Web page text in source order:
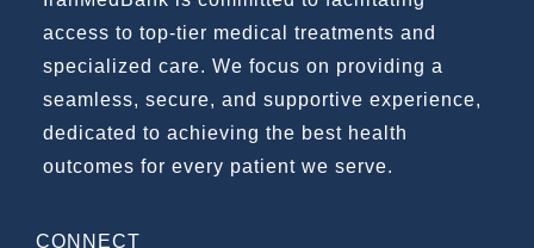
access to top-tier medical treatments and
specialized care. We focus on providing a
seamless, secure, and supportive experience,
dedicated to achieving the best health
outcomes for every patient we serve.
CONNECT